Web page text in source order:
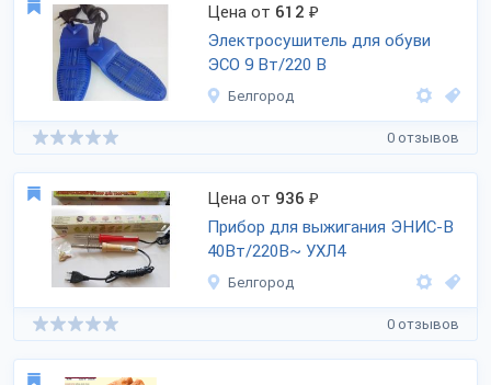
Цена от 612 ₽
Электросушитель для обуви
ЭСО 9 Вт/220 В
Белгород
0 отзывов
Цена от 936 ₽
Прибор для выжигания ЭНИС-В
40Вт/220В~ УХЛ4
Белгород
0 отзывов